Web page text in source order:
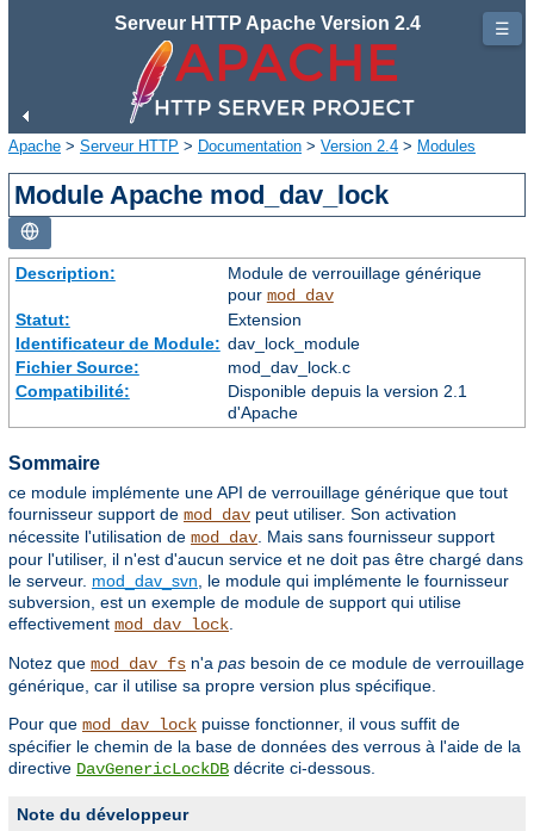
Serveur HTTP Apache Version 2.4
Apache > Serveur HTTP > Documentation > Version 2.4 > Modules
Module Apache mod_dav_lock
Description:
Module de verrouillage générique
pour mod_dav
Statut:
Extension
Identificateur de Module: dav_lock_module
Fichier Source:
mod_dav_lock.c
Compatibilité:
Disponible depuis la version 2.1
d'Apache
Sommaire
ce module implémente une API de verrouillage générique que tout
fournisseur support de mod_dav peut utiliser. Son activation
nécessite l'utilisation de mod_dav . Mais sans fournisseur support
pour l'utiliser, il n'est d'aucun service et ne doit pas être chargé dans
le serveur. mod_dav_svn , le module qui implémente le fournisseur
subversion, est un exemple de module de support qui utilise
effectivement mod_dav_lock
Notez que mod_dav_fs n'a pas besoin de ce module de verrouillage
générique, car il utilise sa propre version plus spécifique.
Pour que mod_dav_lock puisse fonctionner, il vous suffit de
spécifier le chemin de la base de données des verrous à l'aide de la
directive DavGenericLockDB décrite ci-dessous.
Note du développeur
☰